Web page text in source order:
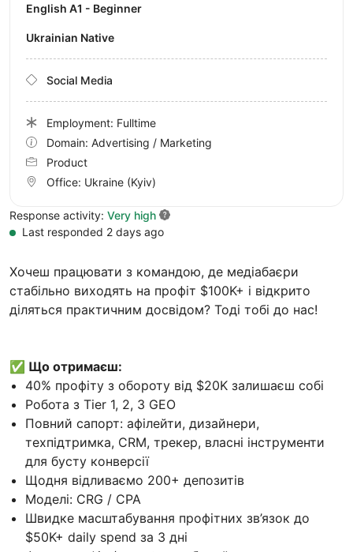
Хочеш працювати з командою, де медіабаєри
стабільно виходять на профіт $100K+ і відкрито
діляться практичним досвідом? Тоді тобі до нас!
✅ Що отримаєш:
40% профіту з обороту від $20K залишаєш собі
Робота з Tier 1, 2, 3 GEO
Повний сапорт: афілейти, дизайнери,
техпідтримка, CRM, трекер, власні інструменти
для бусту конверсії
Щодня відливаємо 200+ депозитів
Моделі: CRG / CPA
Швидке масштабування профітних зв’язок до
$50K+ daily spend за 3 дні
English A1 - Beginner
Ukrainian Native
Social Media
Employment: Fulltime
Domain: Advertising / Marketing
Product
Office: Ukraine (Kyiv)
Response activity: Very high
Last responded 2 days ago